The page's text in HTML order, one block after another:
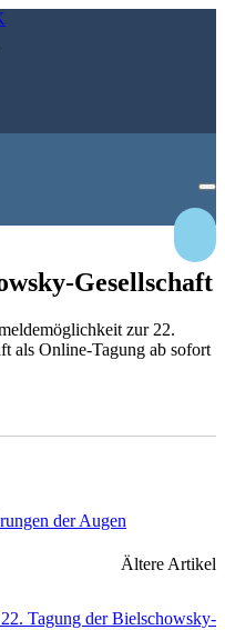
Gesellschaft
zur 22.
als Online-Tagung ab sofort
der Augen
Ältere Artikel
Tagung der Bielschowsky-